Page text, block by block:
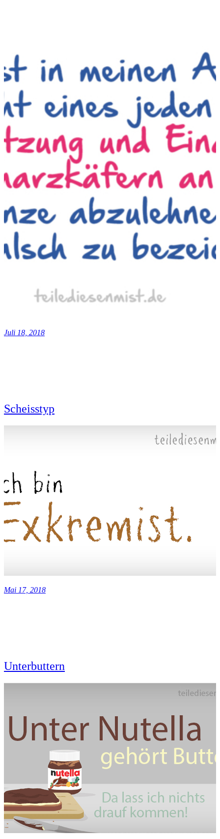
Juli 18, 2018
Scheisstyp
Mai 17, 2018
Unterbuttern